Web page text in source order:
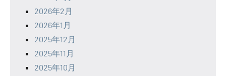
2026年2月
2026年1月
2025年12月
2025年11月
2025年10月